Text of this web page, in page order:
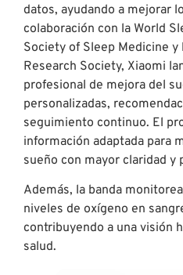
datos, ayudando a mejorar
colaboración con la World
Society of Sleep Medicine y
Research Society, Xiaomi
profesional de mejora del
personalizadas,
seguimiento continuo. El
información adaptada para
sueño con mayor claridad y
Además, la banda
niveles de oxígeno en
contribuyendo a una visión
salud.